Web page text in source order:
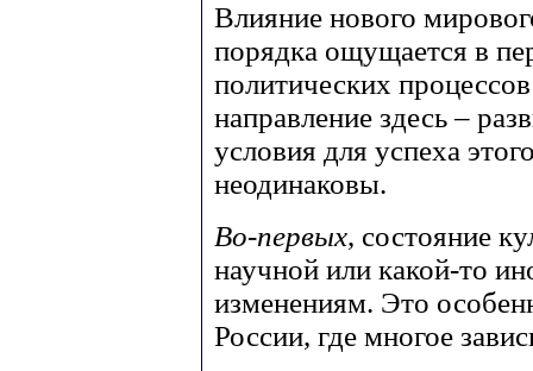
Влияние нового
порядка ощущается в
политических
направление здесь –
условия для успеха
неодинаковы.
Во-первых, состояние
научной или какой-то
изменениям. Это
России, где многое